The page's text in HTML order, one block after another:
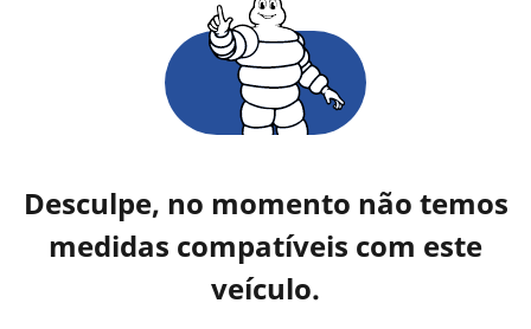
Desculpe, no momento não temos
medidas compatíveis com este
veículo.